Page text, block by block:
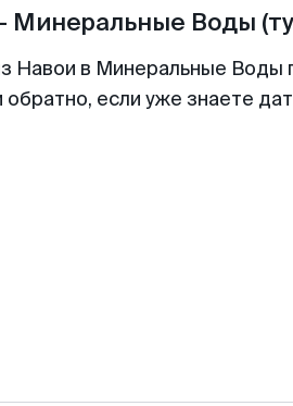
Минеральные Воды
Навои в Минеральные Воды
если уже знаете